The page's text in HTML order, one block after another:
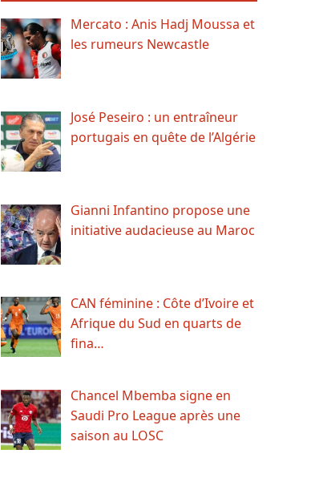
Mercato : Anis Hadj Moussa et
les rumeurs Newcastle
José Peseiro : un entraîneur
portugais en quête de l’Algérie
Gianni Infantino propose une
initiative audacieuse au Maroc
CAN féminine : Côte d’Ivoire et
Afrique du Sud en quarts de
fina…
Chancel Mbemba signe en
Saudi Pro League après une
saison au LOSC